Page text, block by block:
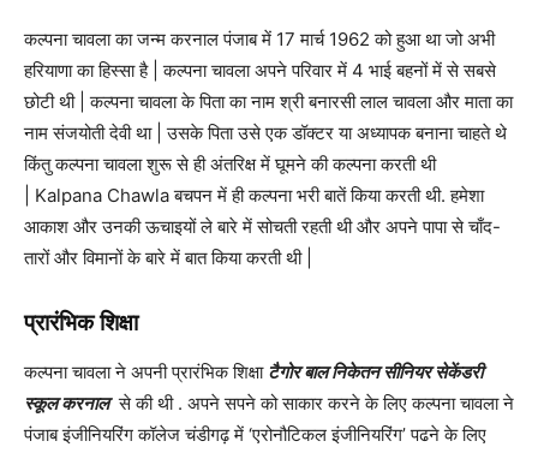
कल्पना चावला का जन्म करनाल पंजाब में 17 मार्च 1962 को हुआ था जो अभी
हरियाणा का हिस्सा है | कल्पना चावला अपने परिवार में 4 भाई बहनों में से सबसे
छोटी थी | कल्पना चावला के पिता का नाम श्री बनारसी लाल चावला और माता का
नाम संजयोती देवी था | उसके पिता उसे एक डॉक्टर या अध्यापक बनाना चाहते थे
किंतु कल्पना चावला शुरू से ही अंतरिक्ष में घूमने की कल्पना करती थी
| Kalpana Chawla बचपन में ही कल्पना भरी बातें किया करती थी. हमेशा
आकाश और उनकी ऊचाइयों ले बारे में सोचती रहती थी और अपने पापा से चाँद-
तारों और विमानों के बारे में बात किया करती थी |
प्रारंभिक शिक्षा
कल्पना चावला ने अपनी प्रारंभिक शिक्षा टैगोर बाल निकेतन सीनियर सेकेंडरी
स्कूल करनालसे की थी . अपने सपने को साकार करने के लिए कल्पना चावला ने
पंजाब इंजीनियरिंग कॉलेज चंडीगढ़ में ‘एरोनौटिकल इंजीनियरिंग’ पढने के लिए